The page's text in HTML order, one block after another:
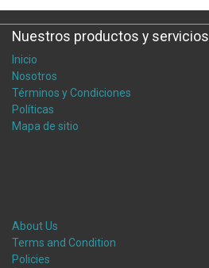
Nuestros productos y servicios
Inicio
Nosotros
Términos y Condiciones
Políticas
Mapa de sitio
About Us
Terms and Condition
Policies